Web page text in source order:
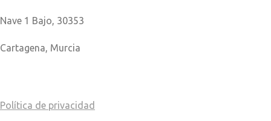
Nave 1 Bajo, 30353
Cartagena, Murcia
Política de privacidad